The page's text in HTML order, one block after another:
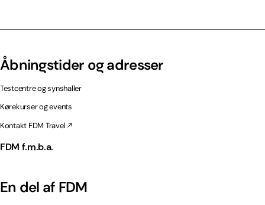
Åbningstider og adresser
Testcentre og synshaller
Kørekurser og events
Kontakt FDM Travel
FDM f.m.b.a.
En del af FDM